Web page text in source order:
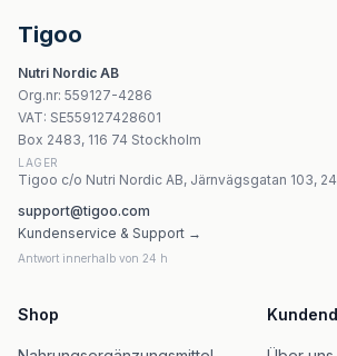
Weider Amino Blast Mega Forte
Natural Factors Fosfatidylserin 100
Carlson DLPA - 500mg - 60 kapslar
Excellent Protein Bar - Lemon, Curd
Tigoo
Nutri Nordic AB
Org.nr: 559127-4286
VAT: SE559127428601
Box 2483, 116 74 Stockholm
LAGER
Tigoo c/o Nutri Nordic AB, Järnvägsgatan 103,
support@tigoo.com
Kundenservice & Support →
Antwort innerhalb von 24 h
Shop